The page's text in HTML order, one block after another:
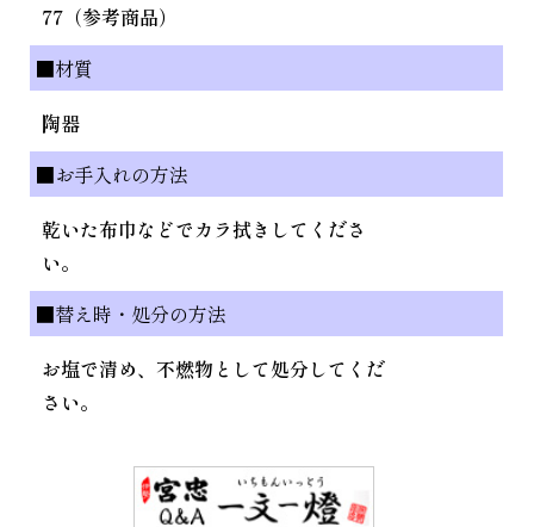
77（参考商品）
■材質
陶器
■お手入れの方法
乾いた布巾などでカラ拭きしてくださ
い。
■替え時・処分の方法
お塩で清め、不燃物として処分してくだ
さい。